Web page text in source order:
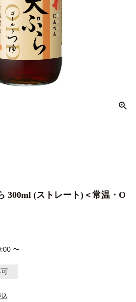
300ml (ストレート)＜常温・O
〜
込